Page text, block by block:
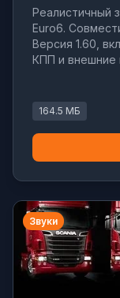
Реалистичный
Euro6.
Версия 1.60,
КПП и внешние
164.5 МБ
Звуки